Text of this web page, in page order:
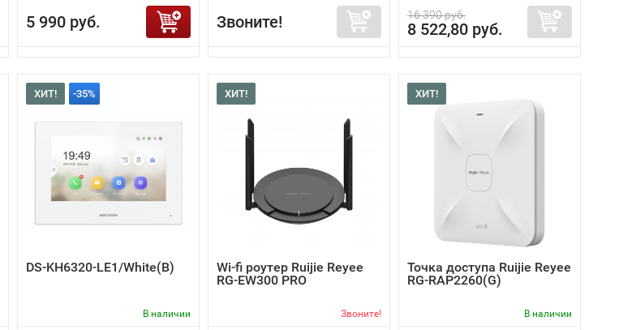
5 990 руб. Звоните! 16 390 руб.
8 522,80 руб.
ХИТ! -35%
DS-KH6320-LE1/White(B)
В наличии
ХИТ!
Wi-fi роутер Ruijie Reyee
RG-EW300 PRO
Звоните!
ХИТ!
Точка доступа Ruijie Reyee
RG-RAP2260(G)
В наличии